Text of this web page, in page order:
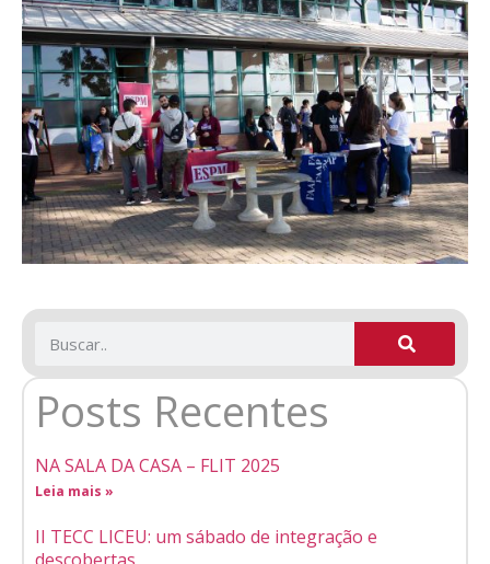
Posts Recentes
NA SALA DA CASA – FLIT 2025
Leia mais »
II TECC LICEU: um sábado de integração e